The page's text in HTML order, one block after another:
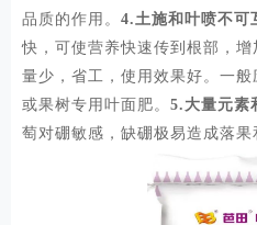
品质的作用。 4.土施和叶喷不可
快，可使营养快速传到根部，
量少，省工，使用效果好。一
或果树专用叶面肥。 5.大量元素
萄对硼敏感，缺硼极易造成落果